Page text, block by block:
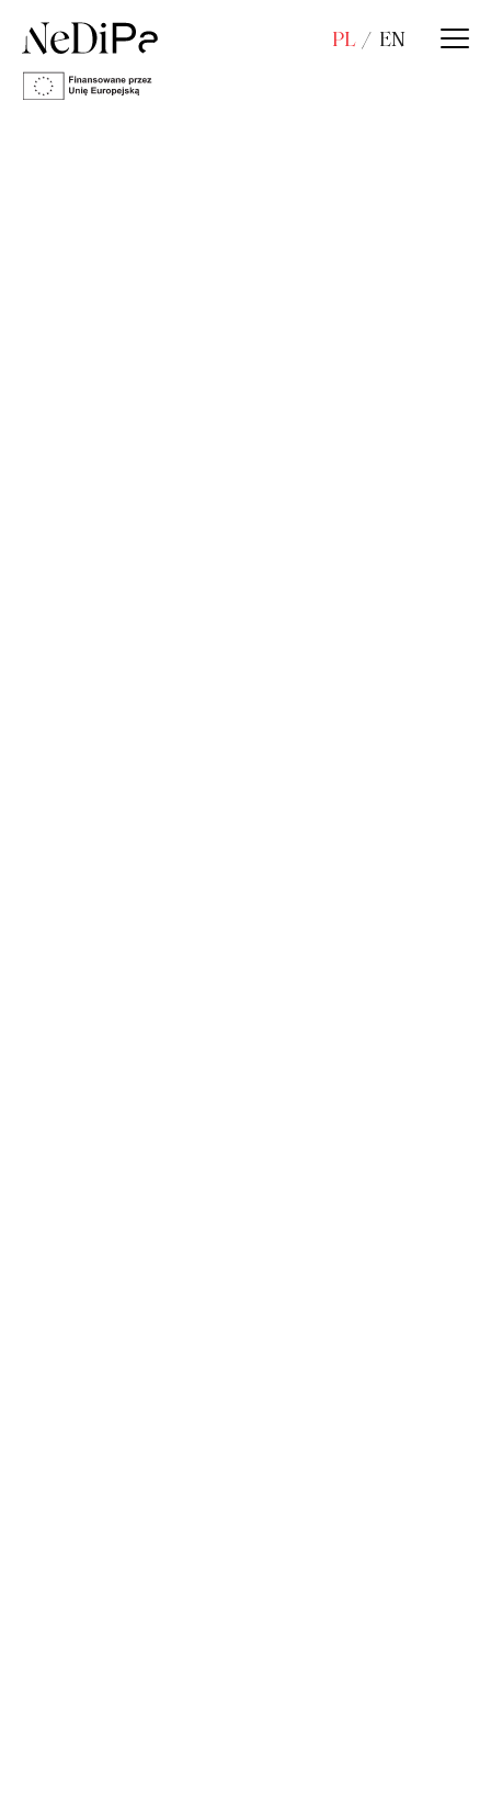
PL EN